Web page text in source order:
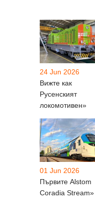
24 Jun 2026
Вижте как
Русенският
локомотивен»
01 Jun 2026
Първите Alstom
Coradia Stream»